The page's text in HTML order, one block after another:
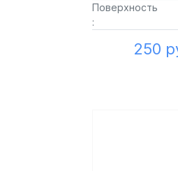
Поверхность
:
250